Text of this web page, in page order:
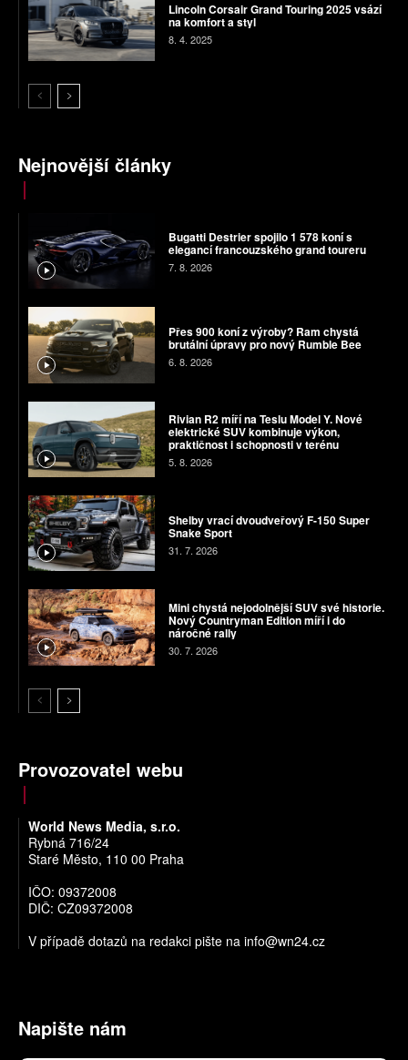
Lincoln Corsair Grand Touring 2025 vsází
na komfort a styl
8. 4. 2025
Nejnovější články
Bugatti Destrier spojilo 1 578 koní s
elegancí francouzského grand toureru
7. 8. 2026
Přes 900 koní z výroby? Ram chystá
brutální úpravy pro nový Rumble Bee
6. 8. 2026
Rivian R2 míří na Teslu Model Y. Nové
elektrické SUV kombinuje výkon,
praktičnost i schopnosti v terénu
5. 8. 2026
Shelby vrací dvoudveřový F-150 Super
Snake Sport
31. 7. 2026
Mini chystá nejodolnější SUV své historie.
Nový Countryman Edition míří i do
náročné rally
30. 7. 2026
Provozovatel webu
World News Media, s.r.o.
Rybná 716/24
Staré Město, 110 00 Praha
IČO: 09372008
DIČ: CZ09372008
V případě dotazů na redakci pište na info@wn24.cz
Napište nám